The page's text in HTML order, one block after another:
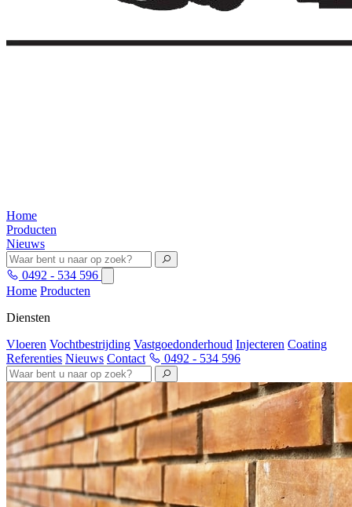
Home
Producten
Nieuws
0492 - 534 596
Home Producten
Diensten
Vloeren Vochtbestrijding Vastgoedonderhoud Injecteren Coating
Referenties Nieuws Contact 0492 - 534 596